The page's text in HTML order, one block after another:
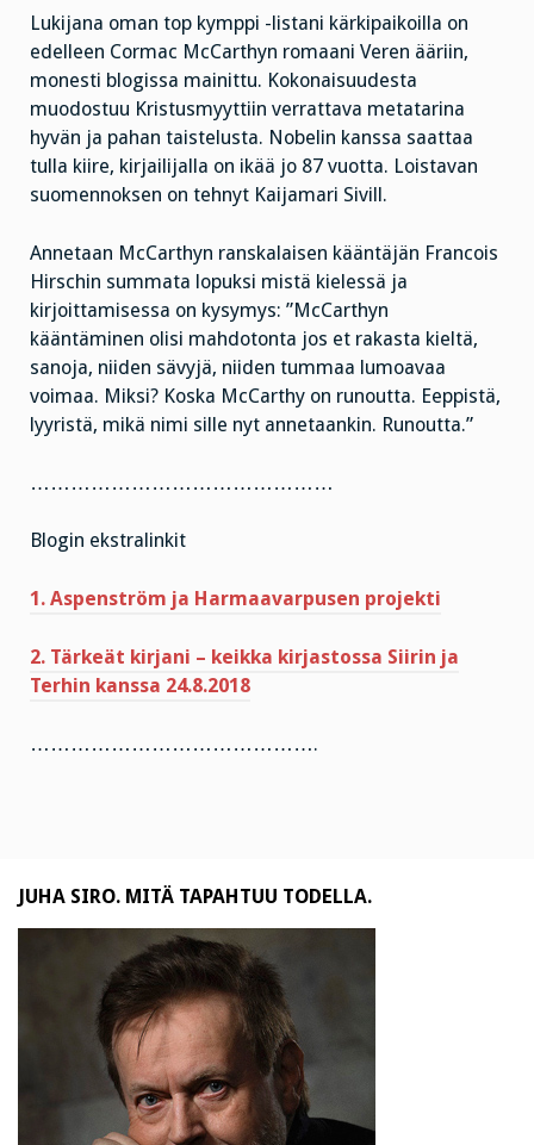
Lukijana oman top kymppi -listani kärkipaikoilla on
edelleen Cormac McCarthyn romaani Veren ääriin,
monesti blogissa mainittu. Kokonaisuudesta
muodostuu Kristusmyyttiin verrattava metatarina
hyvän ja pahan taistelusta. Nobelin kanssa saattaa
tulla kiire, kirjailijalla on ikää jo 87 vuotta. Loistavan
suomennoksen on tehnyt Kaijamari Sivill.
Annetaan McCarthyn ranskalaisen kääntäjän Francois
Hirschin summata lopuksi mistä kielessä ja
kirjoittamisessa on kysymys: ”McCarthyn
kääntäminen olisi mahdotonta jos et rakasta kieltä,
sanoja, niiden sävyjä, niiden tummaa lumoavaa
voimaa. Miksi? Koska McCarthy on runoutta. Eeppistä,
lyyristä, mikä nimi sille nyt annetaankin. Runoutta.”
………………………………………
Blogin ekstralinkit
1. Aspenström ja Harmaavarpusen projekti
2. Tärkeät kirjani – keikka kirjastossa Siirin ja
Terhin kanssa 24.8.2018
…………………………………….
JUHA SIRO. MITÄ TAPAHTUU TODELLA.